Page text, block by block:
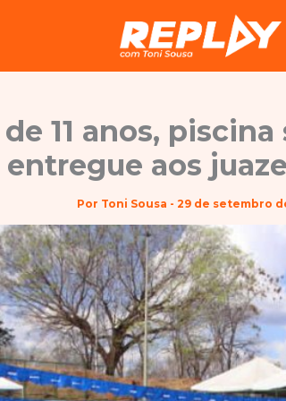
11 anos,
entregue aos
Por Toni Sousa - 29 de setembro